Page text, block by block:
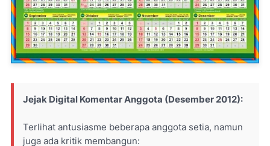
Jejak Digital Komentar Anggota (Desember 2012):
Terlihat antusiasme beberapa anggota setia, namun
juga ada kritik membangun: